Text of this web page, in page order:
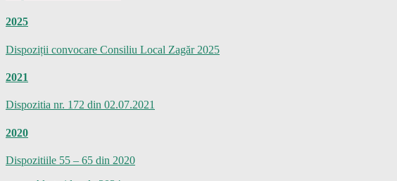
2025
Dispoziții convocare Consiliu Local Zagăr 2025
2021
Dispozitia nr. 172 din 02.07.2021
2020
Dispozitiile 55 – 65 din 2020